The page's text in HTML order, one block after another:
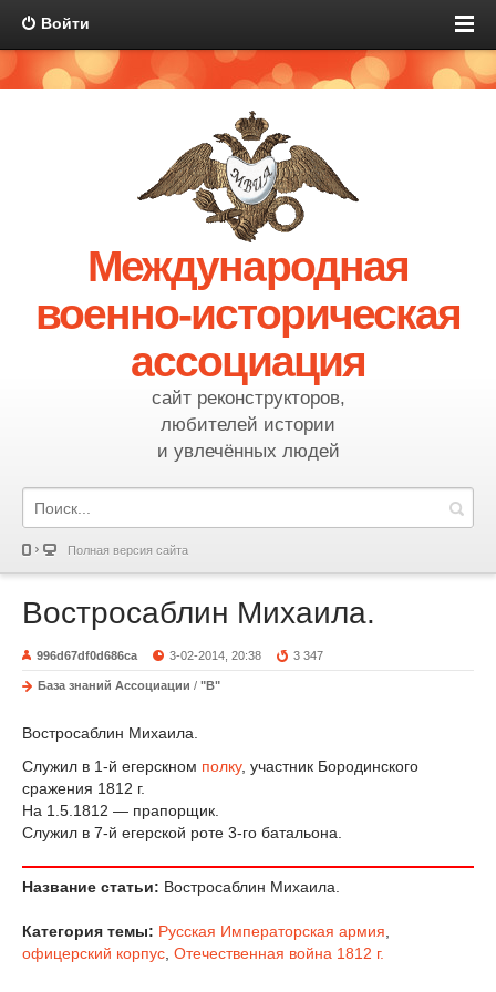
Войти
Международная
военно-историческая
ассоциация
сайт реконструкторов,
любителей истории
и увлечённых людей
Полная версия сайта
Востросаблин Михаила.
996d67df0d686ca 3-02-2014, 20:38 3 347
База знаний Ассоциации / "В"
Востросаблин Михаила.
Служил в 1-й егерскном полку, участник Бородинского
сражения 1812 г.
На 1.5.1812 — прапорщик.
Служил в 7-й егерской роте 3-го батальона.
Название статьи: Востросаблин Михаила.
Категория темы: Русская Императорская армия
офицерский корпус Отечественная война 1812 г.